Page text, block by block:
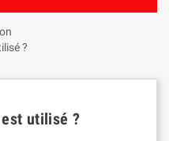
?
utilisé ?